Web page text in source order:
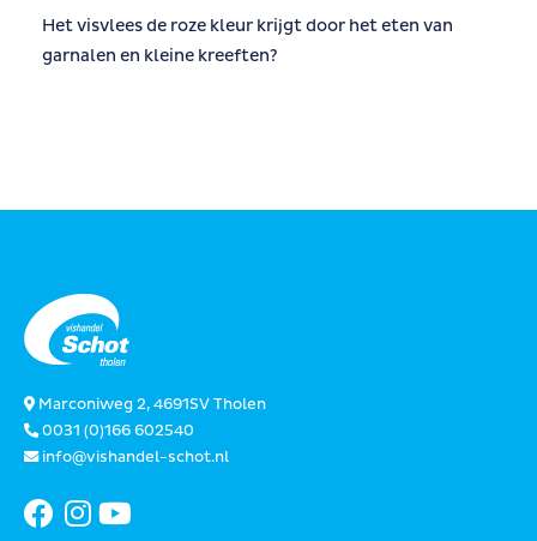
Het visvlees de roze kleur krijgt door het eten van
garnalen en kleine kreeften?
Marconiweg 2, 4691SV Tholen
0031 (0)166 602540
info@vishandel-schot.nl